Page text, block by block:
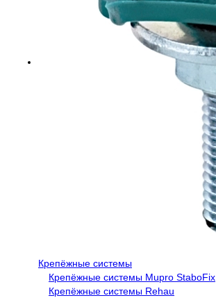
Крепёжные системы
Крепёжные системы Mupro StaboFix
Крепёжные системы Rehau